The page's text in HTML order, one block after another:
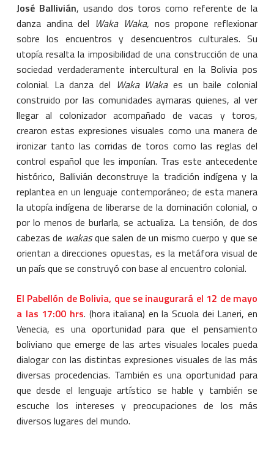
José Ballivián, usando dos toros como referente de la
danza andina del Waka Waka, nos propone reflexionar
sobre los encuentros y desencuentros culturales. Su
utopía resalta la imposibilidad de una construcción de una
sociedad verdaderamente intercultural en la Bolivia pos
colonial. La danza del Waka Wakaes un baile colonial
construido por las comunidades aymaras quienes, al ver
llegar al colonizador acompañado de vacas y toros,
crearon estas expresiones visuales como una manera de
ironizar tanto las corridas de toros como las reglas del
control español que les imponían. Tras este antecedente
histórico, Ballivián deconstruye la tradición indígena y la
replantea en un lenguaje contemporáneo; de esta manera
la utopía indígena de liberarse de la dominación colonial, o
por lo menos de burlarla, se actualiza. La tensión, de dos
cabezas de wakasque salen de un mismo cuerpo y que se
orientan a direcciones opuestas, es la metáfora visual de
un país que se construyó con base al encuentro colonial.
El Pabellón de Bolivia, que se inaugurará el 12 de mayo
a las 17:00 hrs. (hora italiana) en la Scuola dei Laneri, en
Venecia, es una oportunidad para que el pensamiento
boliviano que emerge de las artes visuales locales pueda
dialogar con las distintas expresiones visuales de las más
diversas procedencias. También es una oportunidad para
que desde el lenguaje artístico se hable y también se
escuche los intereses y preocupaciones de los más
diversos lugares del mundo.